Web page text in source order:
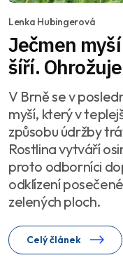
Lenka Hubingerová
Ječmen
šíří.
V Brně se v
myší, který v
způsobu údržby
Rostlina vytváří
proto odborníci
odklízení
zelených ploch.
Celý článek